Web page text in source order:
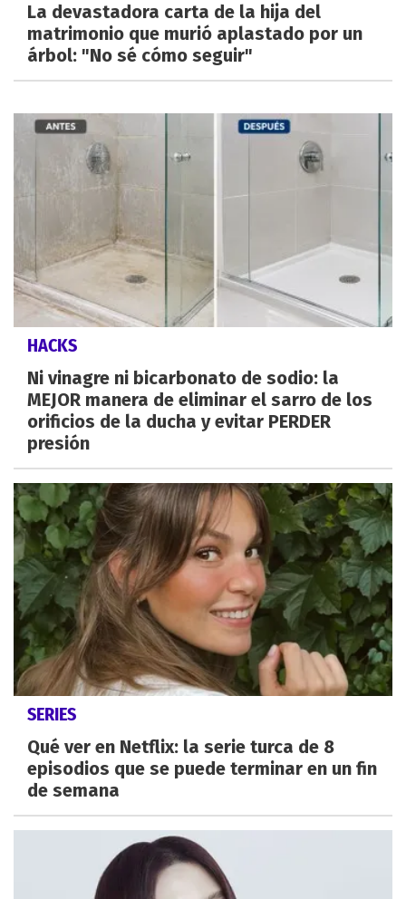
La devastadora carta de la hija del
matrimonio que murió aplastado por un
árbol: "No sé cómo seguir"
HACKS
Ni vinagre ni bicarbonato de sodio: la
MEJOR manera de eliminar el sarro de los
orificios de la ducha y evitar PERDER
presión
SERIES
Qué ver en Netflix: la serie turca de 8
episodios que se puede terminar en un fin
de semana